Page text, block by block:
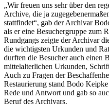
„Wir freuen uns sehr über den
Archive, die ja
stattfindet“, gab der Archivar
als er eine Besuchergruppe zum
Rundgangs zeigte der Archivar
die wichtigsten Urkunden und
durften die Besucher auch einen
mittelalterlichen Urkunden,
Auch zu Fragen der
Restaurierung stand Bodo
Rede und Antwort und gab so
Beruf des Archivars.